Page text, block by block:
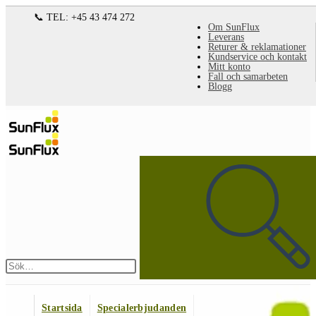
Om SunFlux
Leverans
Returer & reklamationer
Kundservice och kontakt
Mitt konto
Fall och samarbeten
Blogg
📞 TEL: +45 43 474 272
Startsida
Specialerbjudanden